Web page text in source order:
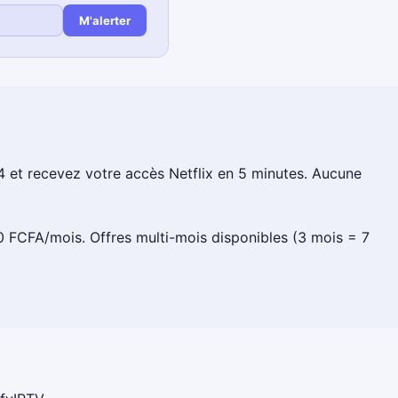
M'alerter
et recevez votre accès Netflix en 5 minutes. Aucune
FCFA/mois. Offres multi-mois disponibles (3 mois = 7